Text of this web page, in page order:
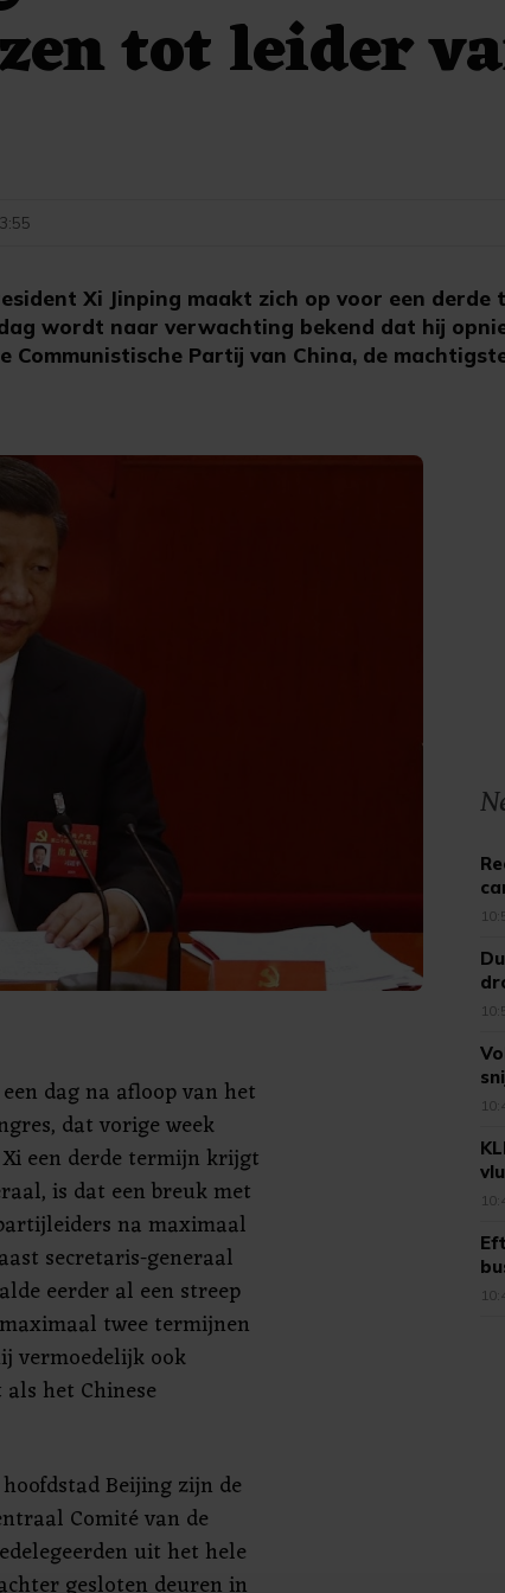
tot leider
Xi Jinping maakt zich op voor een derde
wordt naar verwachting bekend dat hij
Partij van China, de
dag na afloop van het
dat vorige week
een derde termijn krijgt
is dat een breuk met
na maximaal
secretaris-generaal
eerder al een streep
twee termijnen
vermoedelijk ook
het Chinese
Beijing zijn de
Comité van de
uit het hele